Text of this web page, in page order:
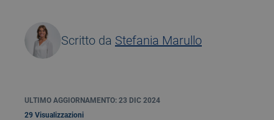
Scritto da Stefania Marullo
ULTIMO AGGIORNAMENTO: 23 DIC 2024
29 Visualizzazioni